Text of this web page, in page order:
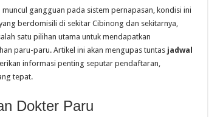
gangguan pada sistem pernapasan, kondisi ini
berdomisili di sekitar Cibinong dan sekitarnya,
satu pilihan utama untuk mendapatkan
paru-paru. Artikel ini akan mengupas tuntas jadwal
informasi penting seputar pendaftaran,
tepat.
Dokter Paru